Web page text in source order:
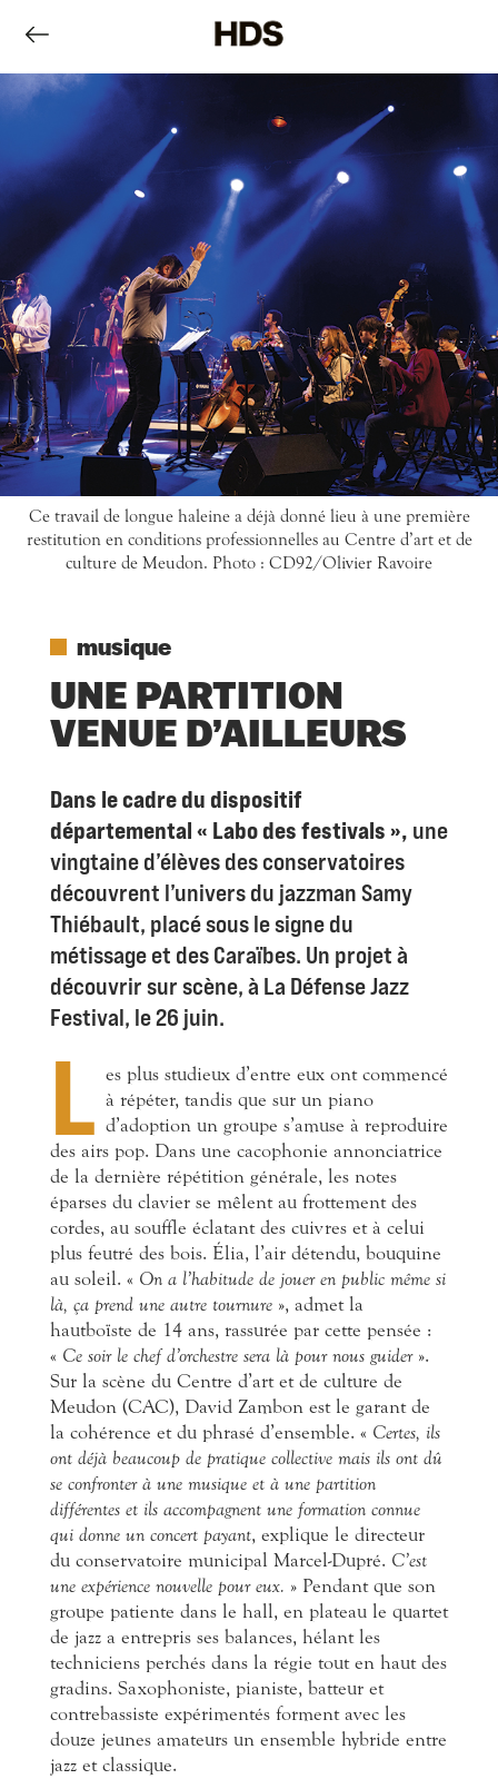
Ce travail de longue haleine a déjà donné lieu à une première
restitution en conditions professionnelles au Centre d’art et de
culture de Meudon. Photo : CD92/Olivier Ravoire
musique
UNE PARTITION
VENUE D’AILLEURS
Dans le cadre du dispositif
départemental « Labo des festivals », une
vingtaine d’élèves des conservatoires
découvrent l’univers du jazzman Samy
Thiébault, placé sous le signe du
métissage et des Caraïbes. Un projet à
découvrir sur scène, à La Défense Jazz
Festival, le 26 juin.
L es plus studieux d’entre eux ont commencé
à répéter, tandis que sur un piano
d’adoption un groupe s’amuse à reproduire
des airs pop. Dans une cacophonie annonciatrice
de la dernière répétition générale, les notes
éparses du clavier se mêlent au frottement des
cordes, au souffle éclatant des cuivres et à celui
plus feutré des bois. Élia, l’air détendu, bouquine
au soleil. « On a l’habitude de jouer en public même si
là, ça prend une autre tournure », admet la
hautboïste de 14 ans, rassurée par cette pensée :
« Ce soir le chef d’orchestre sera là pour nous guider».
Sur la scène du Centre d’art et de culture de
Meudon (CAC), David Zambon est le garant de
la cohérence et du phrasé d’ensemble. « Certes, ils
ont déjà beaucoup de pratique collective mais ils ont dû
se confronter à une musique et à une partition
différentes et ils accompagnent une formation connue
qui donne un concert payant, explique le directeur
du conservatoire municipal Marcel-Dupré. C’est
une expérience nouvelle pour eux. » Pendant que son
groupe patiente dans le hall, en plateau le quartet
de jazz a entrepris ses balances, hélant les
techniciens perchés dans la régie tout en haut des
gradins. Saxophoniste, pianiste, batteur et
contrebassiste expérimentés forment avec les
douze jeunes amateurs un ensemble hybride entre
jazz et classique.